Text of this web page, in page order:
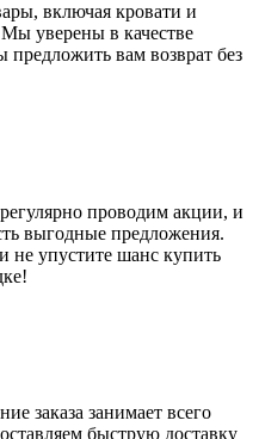
включая кровати и
уверены в качестве
вам возврат без
проводим акции, и
выгодные предложения.
не упустите шанс купить
заказа занимает всего
быструю доставку